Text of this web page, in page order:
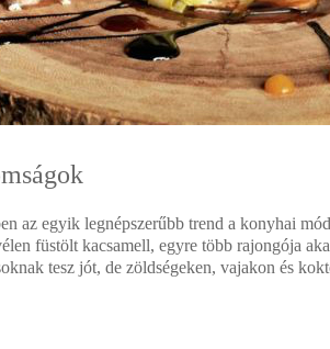
az egyik legnépszerűbb trend a konyhai
füstölt kacsamell, egyre több rajongója
tesz jót, de zöldségeken, vajakon és